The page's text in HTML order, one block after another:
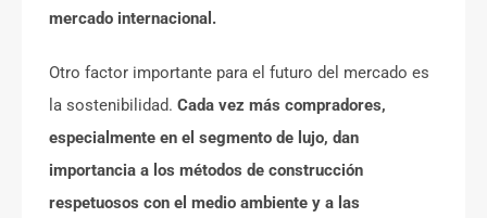
mercado internacional.
Otro factor importante para el futuro del mercado es
la sostenibilidad. Cada vez más compradores,
especialmente en el segmento de lujo, dan
importancia a los métodos de construcción
respetuosos con el medio ambiente y a las